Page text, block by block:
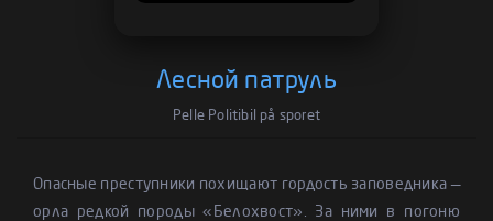
Лесной патруль
Pelle Politibil på sporet
Опасные преступники похищают гордость заповедника —
орла редкой породы «Белохвост». За ними в погоню